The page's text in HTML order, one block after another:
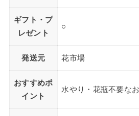
ギフト・プ
レゼント
○
発送元 花市場
おすすめポ
イント
水やり・花瓶不要な